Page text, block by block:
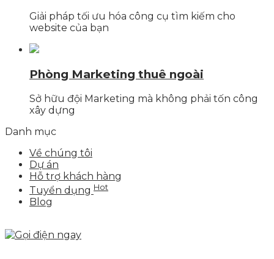
Giải pháp tối ưu hóa công cụ tìm kiếm cho
website của bạn
Phòng Marketing thuê ngoài
Sở hữu đội Marketing mà không phải tốn công
xây dựng
Danh mục
Về chúng tôi
Dự án
Hỗ trợ khách hàng
Tuyển dụng Hot
Blog